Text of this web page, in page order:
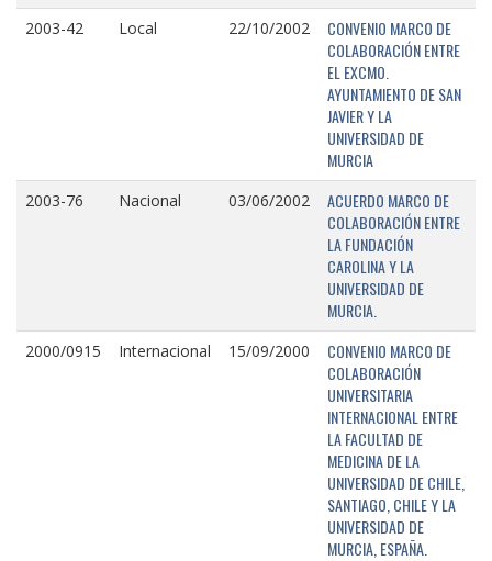
2003-42 Local 22/10/2002
CONVENIO MARCO DE
COLABORACIÓN ENTRE
EL EXCMO.
AYUNTAMIENTO DE SAN
JAVIER Y LA
UNIVERSIDAD DE
MURCIA
2003-76 Nacional 03/06/2002
ACUERDO MARCO DE
COLABORACIÓN ENTRE
LA FUNDACIÓN
CAROLINA Y LA
UNIVERSIDAD DE
MURCIA.
2000/0915 Internacional 15/09/2000
CONVENIO MARCO DE
COLABORACIÓN
UNIVERSITARIA
INTERNACIONAL ENTRE
LA FACULTAD DE
MEDICINA DE LA
UNIVERSIDAD DE CHILE,
SANTIAGO, CHILE Y LA
UNIVERSIDAD DE
MURCIA, ESPAÑA.